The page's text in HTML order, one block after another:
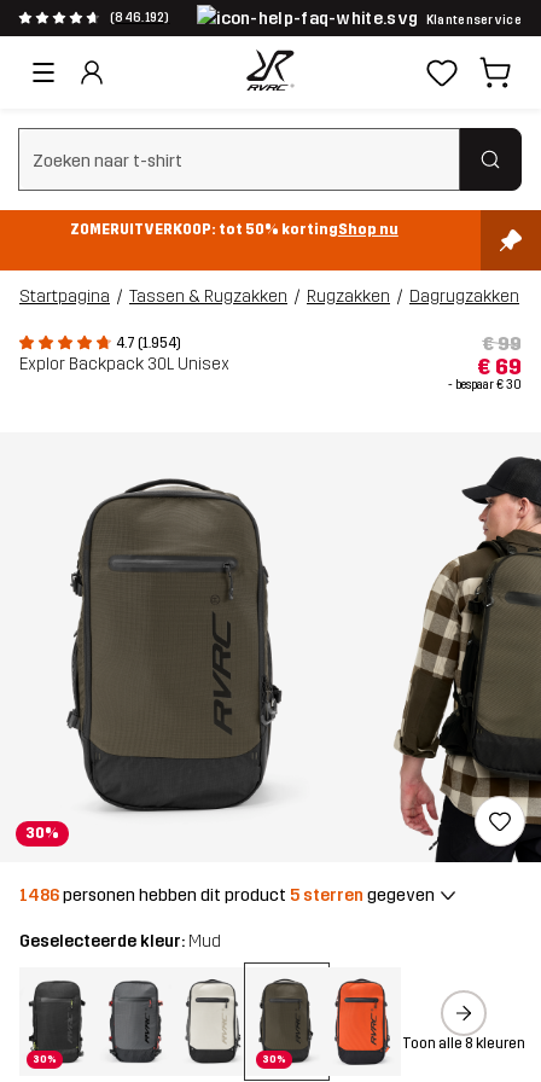
(846.192) Klantenservice
Zoeken wissen
ZOMERUITVERKOOP: tot 50% kortingShop nu
Startpagina Tassen & Rugzakken Rugzakken Dagrugzakken
4.7 (1.954)
Explor Backpack 30L Unisex
€ 99
€ 69
- bespaar€ 30
30%
1486personen hebben dit product 5 sterren gegeven
Geselecteerde kleur: Mud
30% 30%
Toon alle 8 kleuren